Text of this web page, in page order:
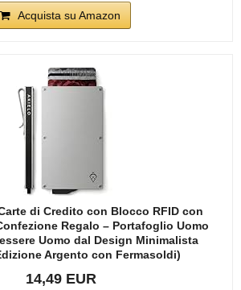
Acquista su Amazon
di Credito con Blocco RFID con
Regalo – Portafoglio Uomo
Uomo dal Design Minimalista
Argento con Fermasoldi)
14,49 EUR